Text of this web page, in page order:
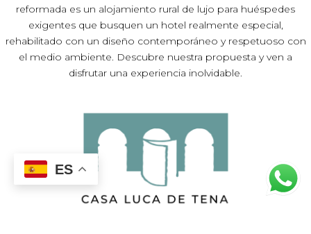
reformada es un alojamiento rural de lujo para huéspedes
exigentes que busquen un hotel realmente especial,
rehabilitado con un diseño contemporáneo y respetuoso con
el medio ambiente. Descubre nuestra propuesta y ven a
disfrutar una experiencia inolvidable.
ES